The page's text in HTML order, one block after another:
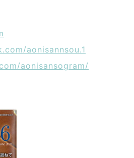
aonisannsou.1
aonisansogram/